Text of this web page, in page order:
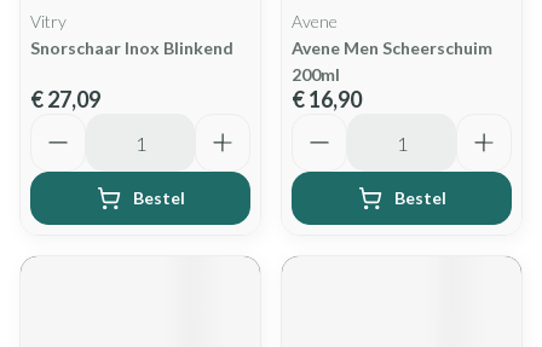
Vitry
Snorschaar Inox Blinkend
€ 27,09
Bestel
Avene
Avene Men Scheerschuim
200ml
€ 16,90
Bestel